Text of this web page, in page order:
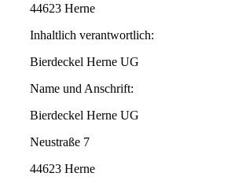
44623 Herne
Inhaltlich verantwortlich:
Bierdeckel Herne UG
Name und Anschrift:
Bierdeckel Herne UG
Neustraße 7
44623 Herne